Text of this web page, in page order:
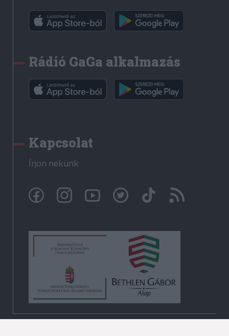
Rádió GaGa alkalmazás
Kapcsolat
Írjon nekünk